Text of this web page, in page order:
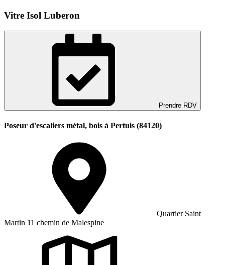
Vitre Isol Luberon
Prendre RDV
Poseur d'escaliers métal, bois à Pertuis (84120)
Quartier Saint
Martin 11 chemin de Malespine